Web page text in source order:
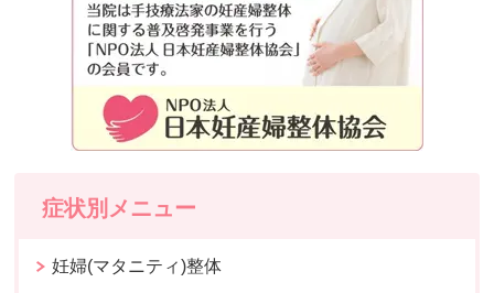
症状別メニュー
妊婦(マタニティ)整体